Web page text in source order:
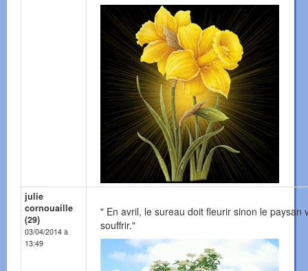
julie
cornouaille
(29)
03/04/2014 à
13:49
" En avril, le sureau doit fleurir sinon le paysan
souffrir."